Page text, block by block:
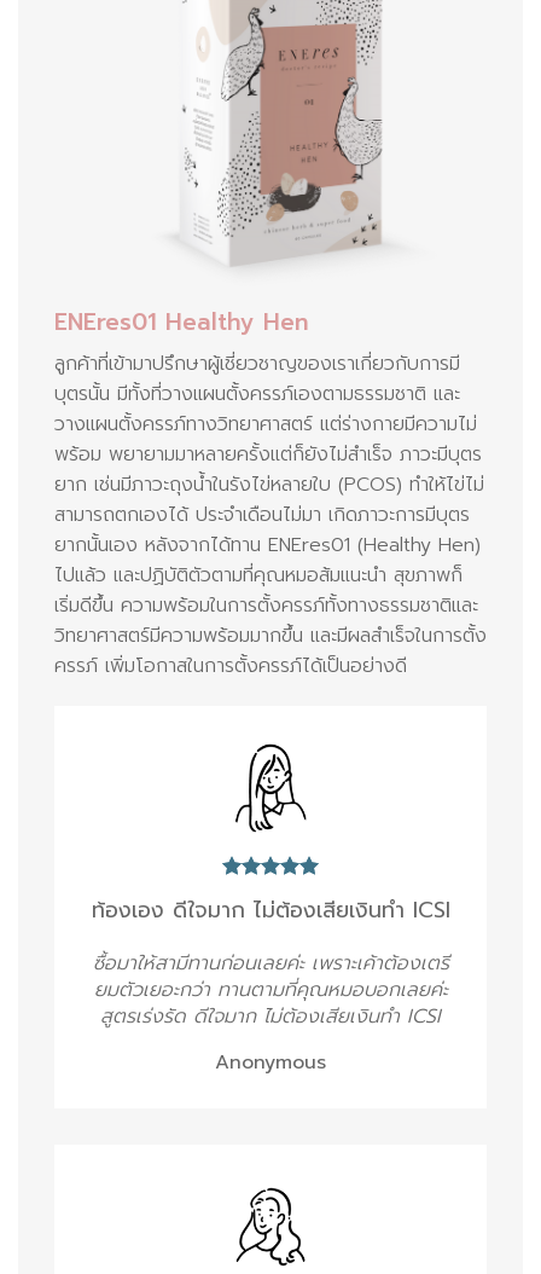
ENEres01 Healthy Hen
ลูกค้าที่เข้ามาปรึกษาผู้เชี่ยวชาญของเราเกี่ยวกับการมี
บุตรนั้น มีทั้งที่วางแผนตั้งครรภ์เองตามธรรมชาติ และ
วางแผนตั้งครรภ์ทางวิทยาศาสตร์ แต่ร่างกายมีความไม่
พร้อม พยายามมาหลายครั้งแต่ก็ยังไม่สำเร็จ ภาวะมีบุตร
ยาก เช่นมีภาวะถุงน้ำในรังไข่หลายใบ (PCOS) ทำให้ไข่ไม่
สามารถตกเองได้ ประจำเดือนไม่มา เกิดภาวะการมีบุตร
ยากนั้นเอง หลังจากได้ทาน ENEres01 (Healthy Hen)
ไปแล้ว และปฏิบัติตัวตามที่คุณหมอส้มแนะนำ สุขภาพก็
เริ่มดีขึ้น ความพร้อมในการตั้งครรภ์ทั้งทางธรรมชาติและ
วิทยาศาสตร์มีความพร้อมมากขึ้น และมีผลสำเร็จในการตั้ง
ครรภ์ เพิ่มโอกาสในการตั้งครรภ์ได้เป็นอย่างดี
ท้องเอง ดีใจมาก ไม่ต้องเสียเงินทำ ICSI
ซื้อมาให้สามีทานก่อนเลยค่ะ เพราะเค้าต้องเตรี
ยมตัวเยอะกว่า ทานตามที่คุณหมอบอกเลยค่ะ
สูตรเร่งรัด ดีใจมาก ไม่ต้องเสียเงินทำ ICSI
Anonymous